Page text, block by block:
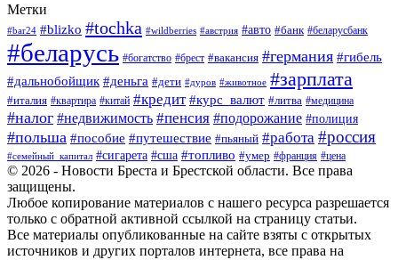
Метки
#bar24 #blizko #tochka #wildberries #австрия #авто #банк #беларусбанк
#беларусь #богатство #брест #вакансия #германия #гибель
#дальнобойщик #деньга #дети #дуров #животное #зарплата
#италия #квартира #китай #кредит #курс_валют #литва #медицина
#налог #недвижимость #пенсия #подорожание #полиция
#польша #пособие #путешествие #пьяный #работа #россия
#семейный_капитал #сигарета #сша #топливо #умер #франция #цена
© 2026 - Новости Бреста и Брестской области. Все права
защищены.
Любое копирование материалов с нашего ресурса разрешается
только с обратной активной ссылкой на страницу статьи.
Все материалы опубликованные на сайте взяты с открытых
источников и других порталов интернета, все права на